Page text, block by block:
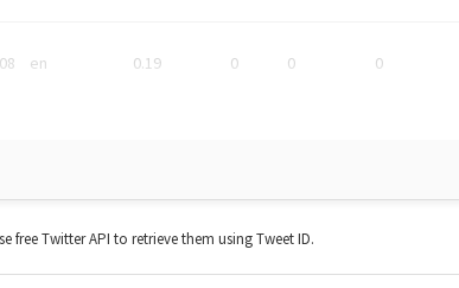
en 0.19 0 0 0
free Twitter API to retrieve them using Tweet ID.